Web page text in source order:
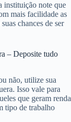
instituição note que
mais facilidade as
chances de ser
– Deposite tudo
não, utilize sua
Isso vale para
que geram renda
tipo de trabalho